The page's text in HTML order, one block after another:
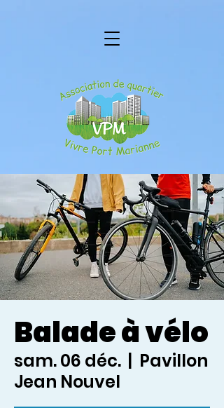
Balade à vélo
sam. 06 déc.
  |
Pavillon
Jean Nouvel